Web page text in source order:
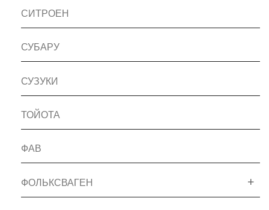
СИТРОЕН
СУБАРУ
СУЗУКИ
ТОЙОТА
ФАВ
ФОЛЬКСВАГЕН